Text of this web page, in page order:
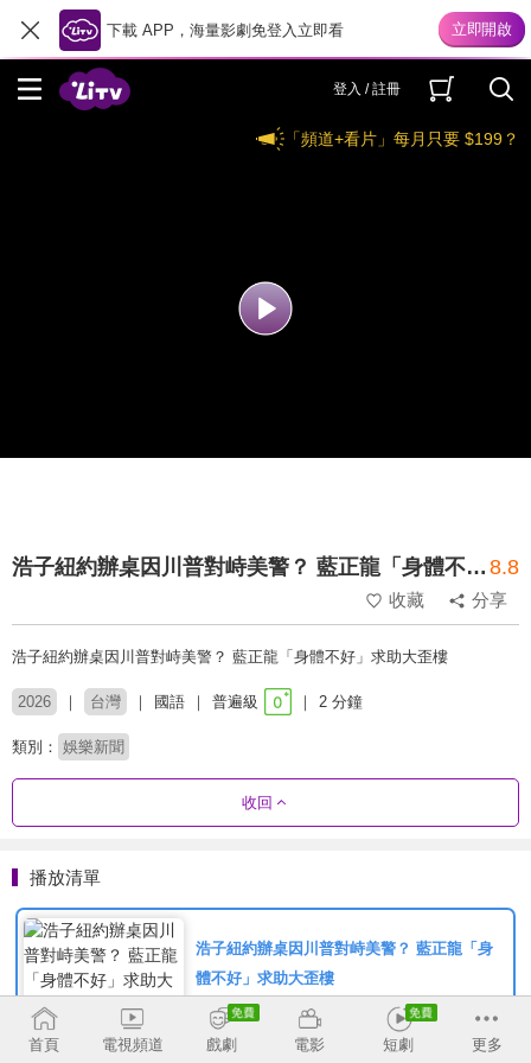
下載 APP，海量影劇免登入立即看
登入 / 註冊
「頻道+看片」每月只要 $199？
浩子紐約辦桌因川普對峙美警？ 藍正龍「身體不好」求助大歪樓 8.8
收藏 分享
浩子紐約辦桌因川普對峙美警？ 藍正龍「身體不好」求助大歪樓
2026 台灣 國語 普遍級 2 分鐘
類別： 娛樂新聞
收回
播放清單
浩子紐約辦桌因川普對峙美警？ 藍正龍「身
體不好」求助大歪樓
首頁 電視頻道 戲劇 電影 短劇 更多